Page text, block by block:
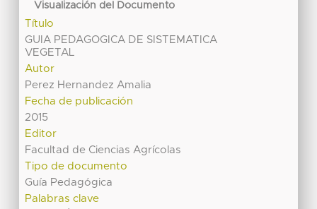
Visualización del Documento
Título
GUIA PEDAGOGICA DE SISTEMATICA
VEGETAL
Autor
Perez Hernandez Amalia
Fecha de publicación
2015
Editor
Facultad de Ciencias Agrícolas
Tipo de documento
Guía Pedagógica
Palabras clave